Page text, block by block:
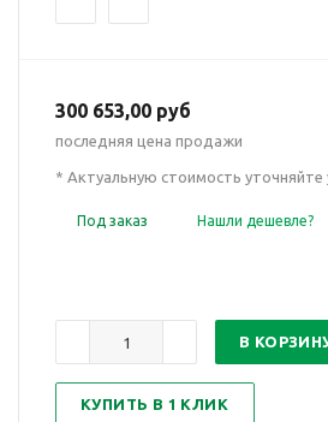
300 653,00 руб
последняя цена продажи
* Актуальную стоимость
Под заказ Нашли дешевле?
В
КУПИТЬ В 1 КЛИК